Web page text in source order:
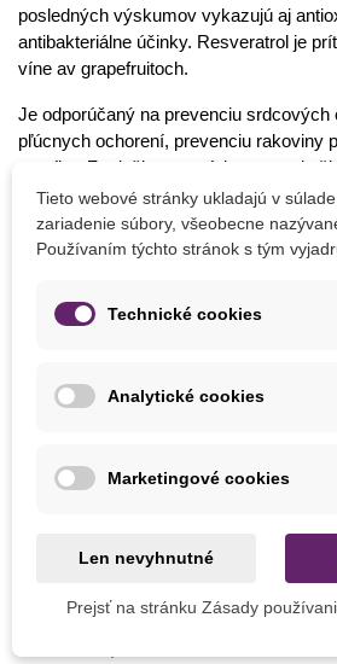
posledných výskumov vykazujú aj
antibakteriálne účinky. Resveratrol je
víne av grapefruitoch.
Je odporúčaný na prevenciu srdcových
pľúcnych ochorení, prevenciu rakoviny
prsníka. Z orieškov sa získava svetlo
kvalitný arašidový olej, ktorý obsahuje
olejovej a linolovej.
výrobu mydiel a krémov. Oriešky je
Kapusta
Špenát
Trávne zmesi
A po celý rok môžete doma na parapete
– skúste si zo semienka
Tieto webové stránky ukladajú v
zariadenie súbory, všeobecne
Používaním týchto stránok s tým
Technické cookies
Analytické cookies
Marketingové cookies
Len nevyhnutné
Prejsť na stránku Zásady